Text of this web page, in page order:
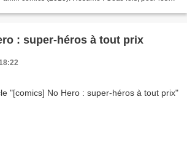
: super-héros à tout prix